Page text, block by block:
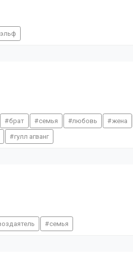
эльф
брат семья любовь жена
гулл агванг
семья